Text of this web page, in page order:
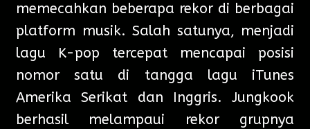
memecahkan beberapa rekor di berbagai
platform musik. Salah satunya, menjadi
lagu K-pop tercepat mencapai posisi
nomor satu di tangga lagu iTunes
Amerika Serikat dan Inggris. Jungkook
berhasil melampaui rekor grupnya